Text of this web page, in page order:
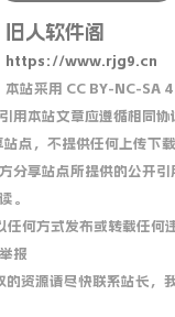
旧人软件阁
https://www.rjg9.cn
本站采用 CC BY-NC-SA
用本站文章应遵循相同协
站点，不提供任何上传下
分享站点所提供的公开引
。
任何方式发布或转载任何
报
的资源请尽快联系站长，